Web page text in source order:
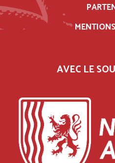
AVEC LE